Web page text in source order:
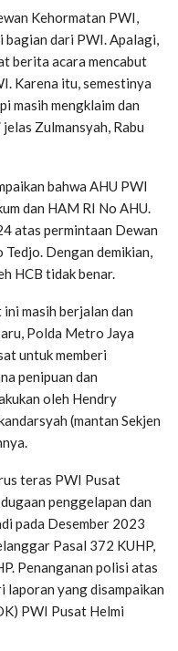
Kehormatan PWI,
bagian dari PWI. Apalagi,
berita acara mencabut
Karena itu, semestinya
masih mengklaim dan
Zulmansyah, Rabu
bahwa AHU PWI
dan HAM RI No AHU.
atas permintaan Dewan
Dengan demikian,
HCB tidak benar.
masih berjalan dan
Polda Metro Jaya
untuk memberi
penipuan dan
oleh Hendry
(mantan Sekjen
teras PWI Pusat
penggelapan dan
pada Desember 2023
Pasal 372 KUHP,
Penanganan polisi atas
laporan yang disampaikan
PWI Pusat Helmi